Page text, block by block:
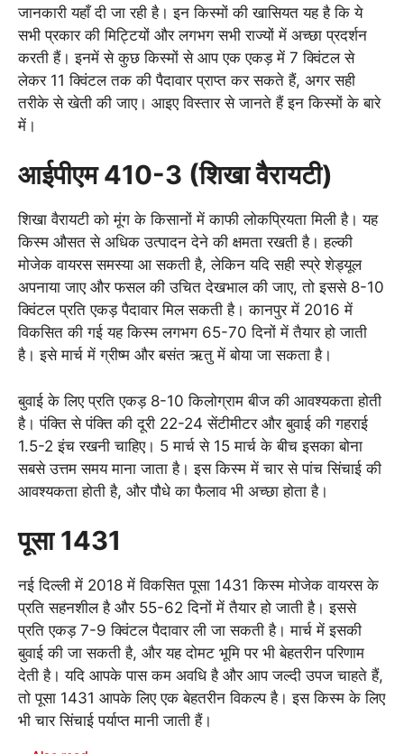
जानकारी यहाँ दी जा रही है। इन किस्मों की खासियत यह है कि ये
सभी प्रकार की मिट्टियों और लगभग सभी राज्यों में अच्छा प्रदर्शन
करती हैं। इनमें से कुछ किस्मों से आप एक एकड़ में 7 क्विंटल से
लेकर 11 क्विंटल तक की पैदावार प्राप्त कर सकते हैं, अगर सही
तरीके से खेती की जाए। आइए विस्तार से जानते हैं इन किस्मों के बारे
में।
आईपीएम 410-3 (शिखा वैरायटी)
शिखा वैरायटी को मूंग के किसानों में काफी लोकप्रियता मिली है। यह
किस्म औसत से अधिक उत्पादन देने की क्षमता रखती है। हल्की
मोजेक वायरस समस्या आ सकती है, लेकिन यदि सही स्प्रे शेड्यूल
अपनाया जाए और फसल की उचित देखभाल की जाए, तो इससे 8-10
क्विंटल प्रति एकड़ पैदावार मिल सकती है। कानपुर में 2016 में
विकसित की गई यह किस्म लगभग 65-70 दिनों में तैयार हो जाती
है। इसे मार्च में ग्रीष्म और बसंत ऋतु में बोया जा सकता है।
बुवाई के लिए प्रति एकड़ 8-10 किलोग्राम बीज की आवश्यकता होती
है। पंक्ति से पंक्ति की दूरी 22-24 सेंटीमीटर और बुवाई की गहराई
1.5-2 इंच रखनी चाहिए। 5 मार्च से 15 मार्च के बीच इसका बोना
सबसे उत्तम समय माना जाता है। इस किस्म में चार से पांच सिंचाई की
आवश्यकता होती है, और पौधे का फैलाव भी अच्छा होता है।
पूसा 1431
नई दिल्ली में 2018 में विकसित पूसा 1431 किस्म मोजेक वायरस के
प्रति सहनशील है और 55-62 दिनों में तैयार हो जाती है। इससे
प्रति एकड़ 7-9 क्विंटल पैदावार ली जा सकती है। मार्च में इसकी
बुवाई की जा सकती है, और यह दोमट भूमि पर भी बेहतरीन परिणाम
देती है। यदि आपके पास कम अवधि है और आप जल्दी उपज चाहते हैं,
तो पूसा 1431 आपके लिए एक बेहतरीन विकल्प है। इस किस्म के लिए
भी चार सिंचाई पर्याप्त मानी जाती हैं।